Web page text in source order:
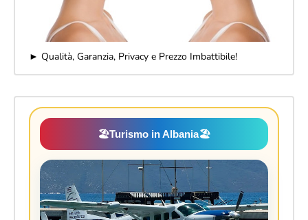
► Qualità, Garanzia, Privacy e Prezzo Imbattibile!
🏖️Turismo in Albania🏖️